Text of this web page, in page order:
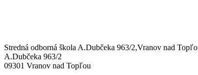
Stredná odborná škola A.Dubčeka 963/2,Vranov nad
A.Dubčeka 963/2
09301 Vranov nad Topľou